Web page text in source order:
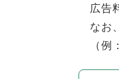
広告
なお
（例